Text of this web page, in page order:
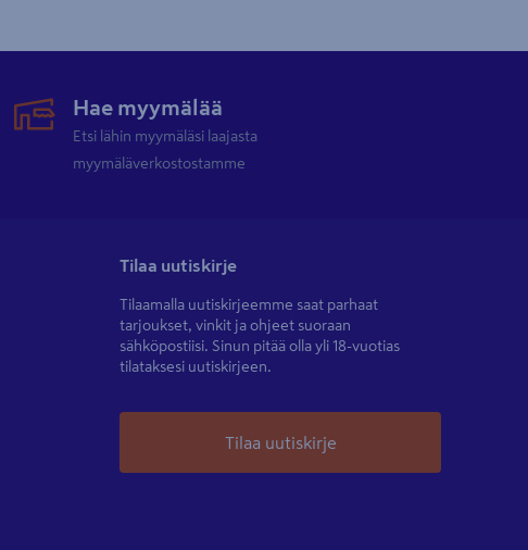
Hae myymälää
Etsi lähin myymäläsi laajasta
myymäläverkostostamme
Tilaa uutiskirje
Tilaamalla uutiskirjeemme saat parhaat
tarjoukset, vinkit ja ohjeet suoraan
sähköpostiisi. Sinun pitää olla yli 18-vuotias
tilataksesi uutiskirjeen.
Tilaa uutiskirje